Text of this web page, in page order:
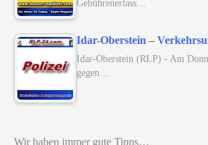
Gebührenerlass…
Idar-Oberstein –
Idar-Oberstein (RLP) - Am
gegen…
Wir haben immer gute Tipps…